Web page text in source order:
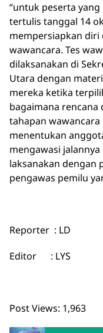
“untuk peserta
tertulis tanggal 14
mempersiapkan diri
wawancara. Tes
dilaksanakan di
Utara dengan
mereka ketika
bagaimana
tahapan
menentukan
mengawasi jalannya
laksanakan dengan
pengawas pemilu
Reporter : LD
Editor : LYS
Post Views: 1,963